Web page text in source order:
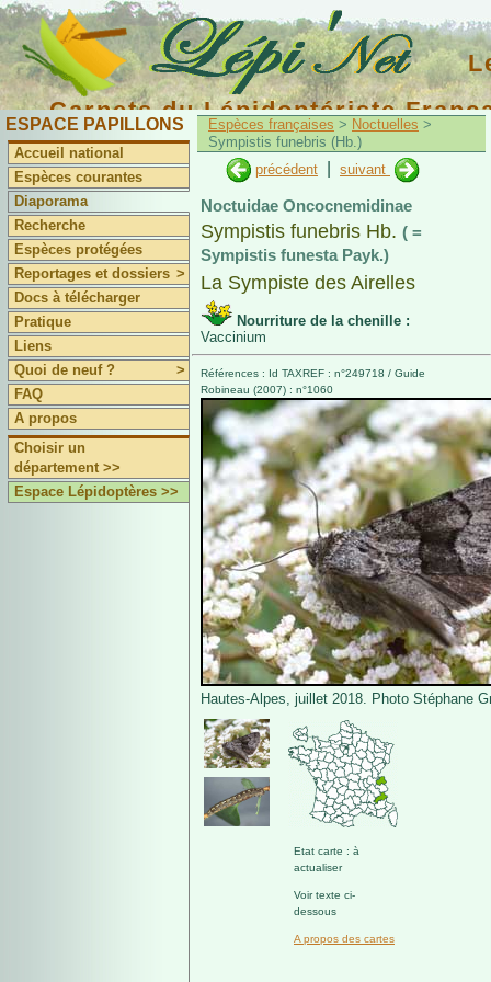
Carnets du Lépidoptériste
ESPACE PAPILLONS
Accueil national
Espèces courantes
Diaporama
Recherche
Espèces protégées
Reportages et dossiers >
Docs à télécharger
Pratique
Liens
Quoi de neuf ?
>
FAQ
A propos
Choisir un
département >>
Espace Lépidoptères >>
Espèces françaises > Noctuelles >
Sympistis funebris (Hb.)
précédent
suivant
Noctuidae Oncocnemidinae
Sympistis funebris Hb. ( =
Sympistis funesta Payk.)
La Sympiste des Airelles
Nourriture de la chenille :
Vaccinium
Références : Id TAXREF : n°249718 / Guide
Robineau (2007) : n°1060
Hautes-Alpes, juillet 2018. Photo Stéphane
Etat carte : à
actualiser
Voir texte ci-
dessous
A propos des cartes